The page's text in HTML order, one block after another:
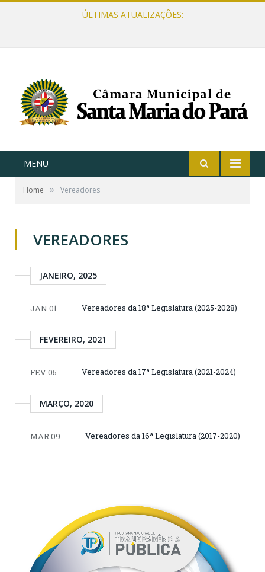
ÚLTIMAS ATUALIZAÇÕES:
MENU
Home » Vereadores
VEREADORES
JANEIRO, 2025
JAN 01 Vereadores da 18ª Legislatura (2025-2028)
FEVEREIRO, 2021
FEV 05 Vereadores da 17ª Legislatura (2021-2024)
MARÇO, 2020
MAR 09 Vereadores da 16ª Legislatura (2017-2020)